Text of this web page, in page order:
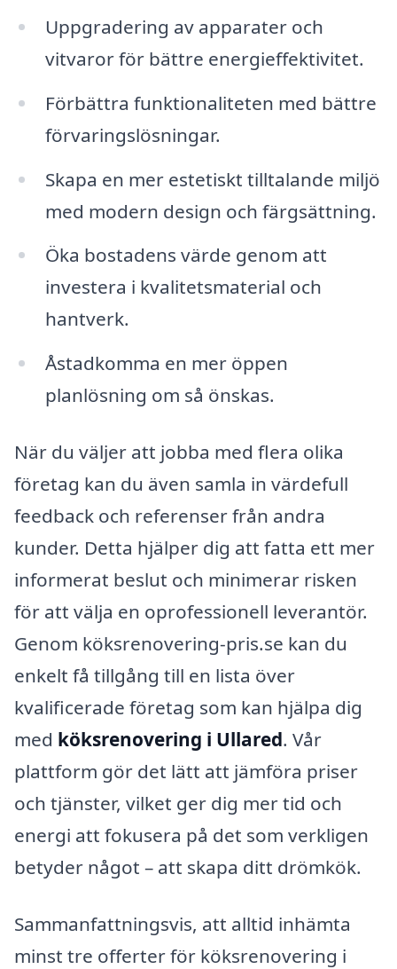
Uppgradering av apparater och
vitvaror för bättre energieffektivitet.
Förbättra funktionaliteten med bättre
förvaringslösningar.
Skapa en mer estetiskt tilltalande miljö
med modern design och färgsättning.
Öka bostadens värde genom att
investera i kvalitetsmaterial och
hantverk.
Åstadkomma en mer öppen
planlösning om så önskas.
När du väljer att jobba med flera olika
företag kan du även samla in värdefull
feedback och referenser från andra
kunder. Detta hjälper dig att fatta ett mer
informerat beslut och minimerar risken
för att välja en oprofessionell leverantör.
Genom köksrenovering-pris.se kan du
enkelt få tillgång till en lista över
kvalificerade företag som kan hjälpa dig
med köksrenovering i Ullared. Vår
plattform gör det lätt att jämföra priser
och tjänster, vilket ger dig mer tid och
energi att fokusera på det som verkligen
betyder något – att skapa ditt drömkök.
Sammanfattningsvis, att alltid inhämta
minst tre offerter för köksrenovering i